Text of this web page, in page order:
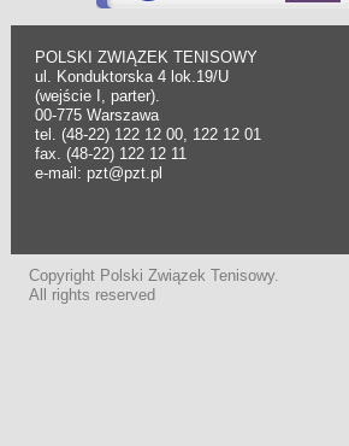
POLSKI ZWIĄZEK TENISOWY
ul. Konduktorska 4 lok.19/U
(wejście I, parter).
00-775 Warszawa
tel. (48-22) 122 12 00, 122 12 01
fax. (48-22) 122 12 11
e-mail: pzt@pzt.pl
Copyright Polski Związek Tenisowy.
All rights reserved